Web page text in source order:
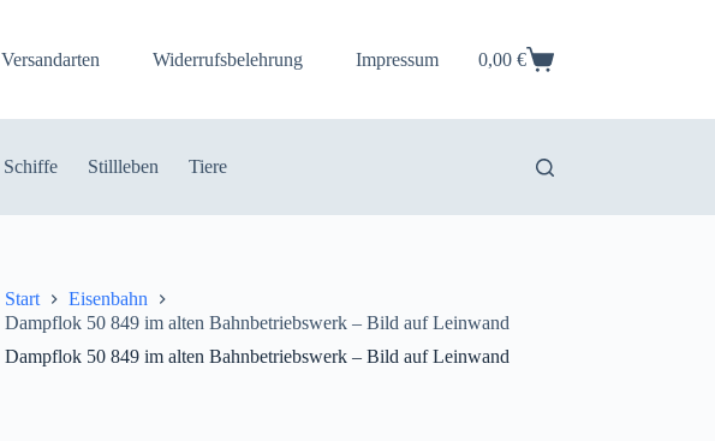
Versandarten Widerrufsbelehrung Impressum Warenkorb
0,00 €
Schiffe Stillleben Tiere
Start
Eisenbahn
Dampflok 50 849 im alten Bahnbetriebswerk – Bild auf Leinwand
Dampflok 50 849 im alten Bahnbetriebswerk – Bild auf Leinwand